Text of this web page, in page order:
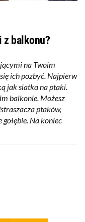
z balkonu?
na Twoim
ich pozbyć. Najpierw
jak siatka na ptaki.
balkonie. Możesz
ptaków,
Na koniec